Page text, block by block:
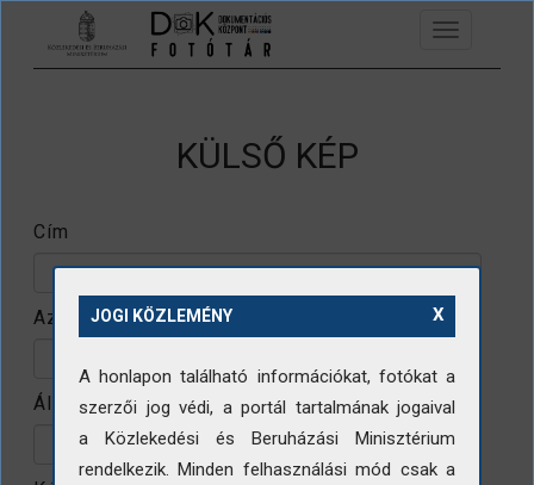
Ugrás a tartalomra
Toggle
navigation
KÜLSŐ KÉP
Cím
Azonosító
Állomány
X
JOGI KÖZLEMÉNY
A honlapon található információkat, fotókat a
szerzői jog védi, a portál tartalmának jogaival
a Közlekedési és Beruházási Minisztérium
rendelkezik. Minden felhasználási mód csak a